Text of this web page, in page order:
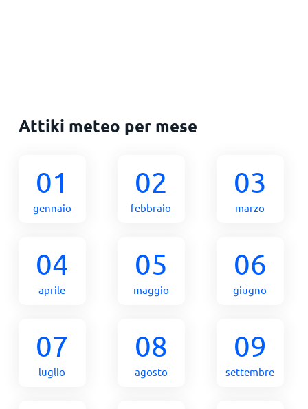
Attiki meteo per mese
01
gennaio
02
febbraio
03
marzo
04
aprile
05
maggio
06
giugno
07
luglio
08
agosto
09
settembre